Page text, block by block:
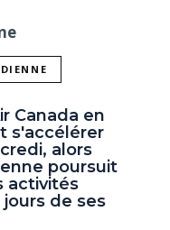
Canada en
s'accélérer
alors
poursuit
activités
de ses